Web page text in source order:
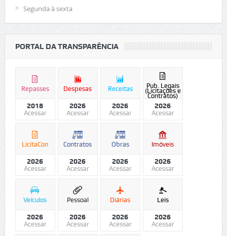
Segunda à sexta
PORTAL DA TRANSPARÊNCIA
Repasses
2018
Acessar
Despesas
2026
Acessar
Receitas
2026
Acessar
Pub. Legais
(Licitações e
Contratos)
2026
Acessar
LicitaCon
2026
Acessar
Contratos
2026
Acessar
Obras
2026
Acessar
Imóveis
2026
Acessar
Veículos
2026
Acessar
Pessoal
2026
Acessar
Diárias
2026
Acessar
Leis
2026
Acessar